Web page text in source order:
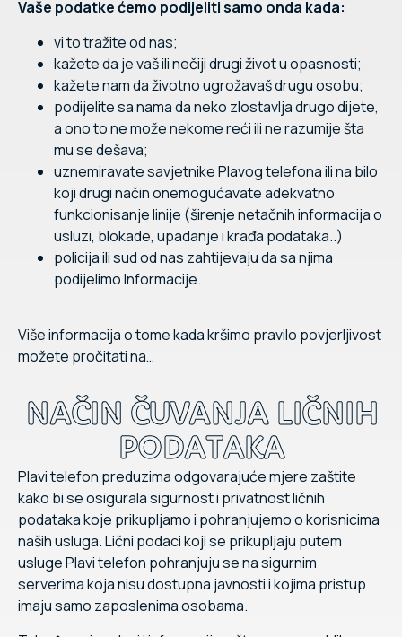
Vaše podatke ćemo podijeliti samo onda kada:
vi to tražite od nas;
kažete da je vaš ili nečiji drugi život u opasnosti;
kažete nam da životno ugrožavaš drugu osobu;
podijelite sa nama da neko zlostavlja drugo dijete,
a ono to ne može nekome reći ili ne razumije šta
mu se dešava;
uznemiravate savjetnike Plavog telefona ili na bilo
koji drugi način onemogućavate adekvatno
funkcionisanje linije (širenje netačnih informacija o
usluzi, blokade, upadanje i krađa podataka..)
policija ili sud od nas zahtijevaju da sa njima
podijelimo Informacije.
Više informacija o tome kada kršimo pravilo povjerljivost
možete pročitati na…
NAČIN ČUVANJA LIČNIH
PODATAKA
Plavi telefon preduzima odgovarajuće mjere zaštite
kako bi se osigurala sigurnost i privatnost ličnih
podataka koje prikupljamo i pohranjujemo o korisnicima
naših usluga. Lični podaci koji se prikupljaju putem
usluge Plavi telefon pohranjuju se na sigurnim
serverima koja nisu dostupna javnosti i kojima pristup
imaju samo zaposlenima osobama.